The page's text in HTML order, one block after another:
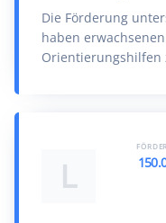
Die Förderung
haben
Orientierungshilfen
L